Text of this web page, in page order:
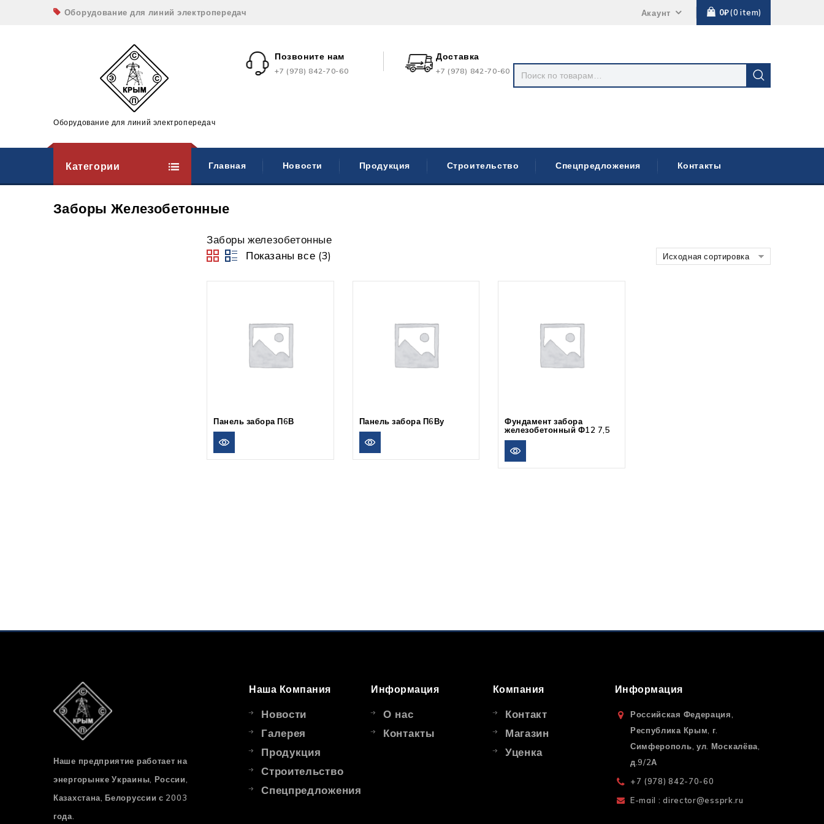
Оборудование для линий электропередач Акаунт 0₽ 0 item
Оборудование для линий электропередач
Позвоните нам
+7 (978) 842-70-60
Доставка
+7 (978) 842-70-60
Категории Главная Новости Продукция Строительство Спецпредложения Контакты
Заборы Железобетонные
Заборы железобетонные
Показаны все (3)
Исходная сортировка
Панель забора П6В Панель забора П6Ву
Фундамент забора
железобетонный Ф12 7,5
Наше предприятие работает на
энергорынке Украины, России,
Казахстана, Белоруссии с 2003
года.
Наша Компания
Новости
Галерея
Продукция
Строительство
Спецпредложения
Информация
О нас
Контакты
Компания
Контакт
Магазин
Уценка
Информация
Российская Федерация,
Республика Крым, г.
Симферополь, ул. Москалёва,
д.9/2А
+7 (978) 842-70-60
E-mail : director@essprk.ru